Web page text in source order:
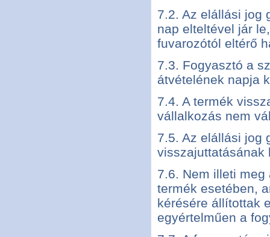
7.2. Az elállási jog
nap elteltével jár
fuvarozótól eltérő
7.3. Fogyasztó a
átvételének napja
7.4. A termék
vállalkozás nem
7.5. Az elállási jog
visszajuttatásának
7.6. Nem illeti
termék esetében,
kérésére állítottak
egyértelműen a